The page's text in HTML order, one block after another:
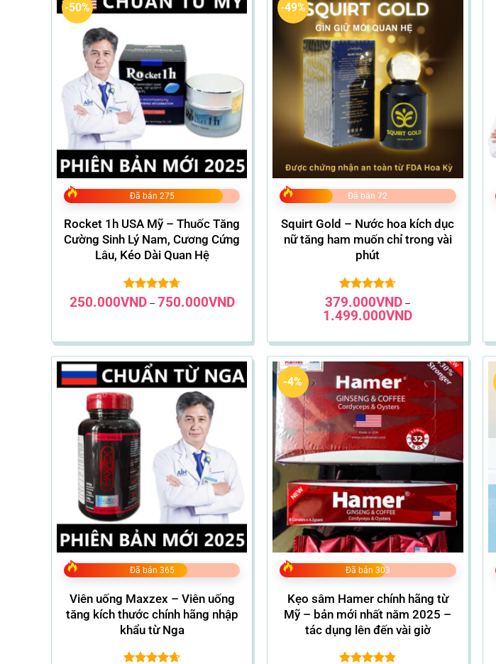
-50%
Đã bán 275
Rocket 1h USA Mỹ – Thuốc Tăng
Cường Sinh Lý Nam, Cương Cứng
Lâu, Kéo Dài Quan Hệ
Được xếp
250.000VND – 750.000VNDKhoảng
giá:
đến
750.000VND
-49%
Đã bán 72
Squirt Gold – Nước hoa kích dục
nữ tăng ham muốn chỉ trong vài
phút
Được xếp
hạng4.66
5 sao
379.000VND –
1.499.000VNDKhoảng
379.000VND
1.499.000VND
Đã bán 365
Viên uống Maxzex – Viên uống
tăng kích thước chính hãng nhập
khẩu từ Nga
-4%
Đã bán 303
Kẹo sâm Hamer chính hãng từ
Mỹ – bản mới nhất năm 2025 –
tác dụng lên đến vài giờ